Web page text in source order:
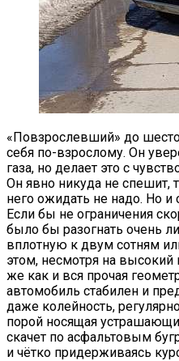
«Повзрослевший» до
себя по-взрослому. Он
газа, но делает это с
Он явно никуда не спешит,
него ожидать не надо. Но и
Если бы не ограничения
было бы разогнать очень
вплотную к двум сотням
этом, несмотря на высокий
же как и вся прочая
автомобиль стабилен и
даже колейность,
порой носящая
скачет по асфальтовым
и чётко придерживаясь